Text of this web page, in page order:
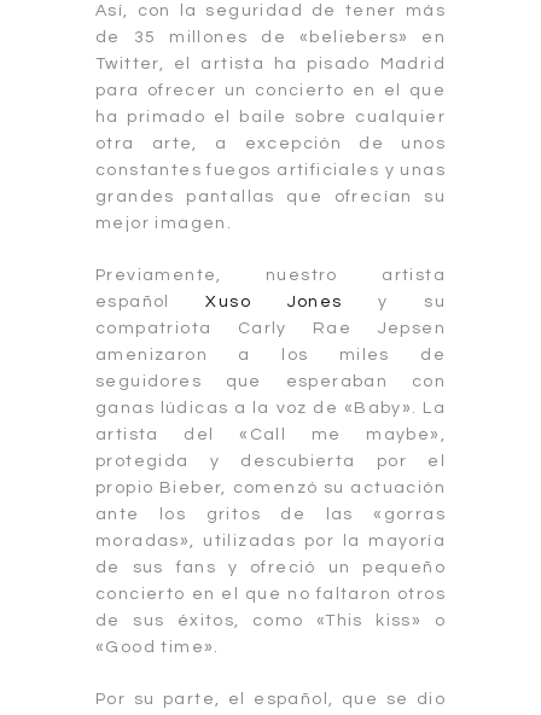
Así, con la seguridad de tener más
de 35 millones de «beliebers» en
Twitter, el artista ha pisado Madrid
para ofrecer un concierto en el que
ha primado el baile sobre cualquier
otra arte, a excepción de unos
constantes fuegos artificiales y unas
grandes pantallas que ofrecían su
mejor imagen.
Previamente, nuestro artista
españolXuso Jones
y su
compatriota Carly Rae Jepsen
amenizaron a los miles de
seguidores que esperaban con
ganas lúdicas a la voz de «Baby». La
artista del «Call me maybe»,
protegida y descubierta por el
propio Bieber, comenzó su actuación
ante los gritos de las «gorras
moradas», utilizadas por la mayoría
de sus fans y ofreció un pequeño
concierto en el que no faltaron otros
de sus éxitos, como «This kiss» o
«Good time».
Por su parte, el español, que se dio